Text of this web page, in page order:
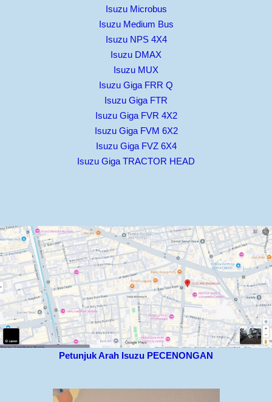
Isuzu Microbus
Isuzu Medium Bus
Isuzu NPS 4X4
Isuzu DMAX
Isuzu MUX
Isuzu Giga FRR Q
Isuzu Giga FTR
Isuzu Giga FVR 4X2
Isuzu Giga FVM 6X2
Isuzu Giga FVZ 6X4
Isuzu Giga TRACTOR HEAD
Petunjuk Arah Isuzu PECENONGAN